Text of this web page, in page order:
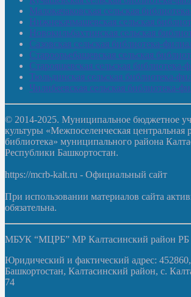
Малокачаковская сельская
Нижнекачмашевская сельская
Новокильбахтинская сельская
Сазовская сельская библиотека-
Староорьебашевская сельская
Старояшевская сельская
Тюльдинская сельская библиотека-
Чилибеевская сельская библиотека-
© 2014-2025. Муниципальное бюджетное
культуры «Межпоселенческая центральная
библиотека» муниципального района
Республики Башкортостан.
https://mcrb-kalt.ru - Официальный сайт
При использовании материалов сайта
обязательна.
МБУК “МЦРБ” МР Калтасинский район РБ
Юридический и фактический адрес:
Башкортостан, Калтасинский район, с.
74